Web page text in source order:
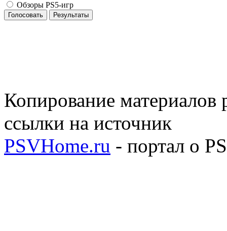
Обзоры PS5-игр
Голосовать Результаты
Копирование материалов
ссылки на источник
PSVHome.ru - портал о